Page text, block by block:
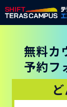
無料カ
予約フ